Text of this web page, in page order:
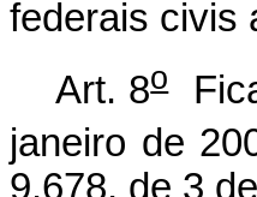
federais civis
Art. 8o
janeiro de
9.678, de 3